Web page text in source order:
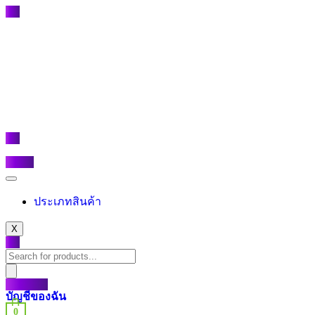
ประเภทสินค้า
X
บัญชีของฉัน
0